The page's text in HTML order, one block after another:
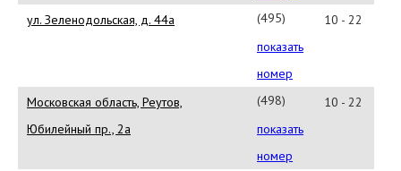
98
ул. Зеленодольская, д. 44а
(495)
660-
00-
52
показать
номер
10 - 22
Московская область, Реутов,
Юбилейный пр., 2а
(498)
656-
80-
показать
номер
10 - 22